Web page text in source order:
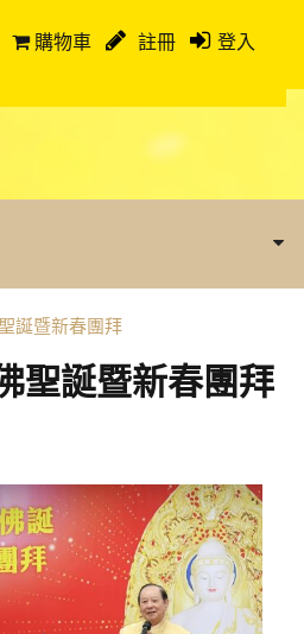
購物車 註冊 登入
誕暨新春團拜
聖誕暨新春團拜